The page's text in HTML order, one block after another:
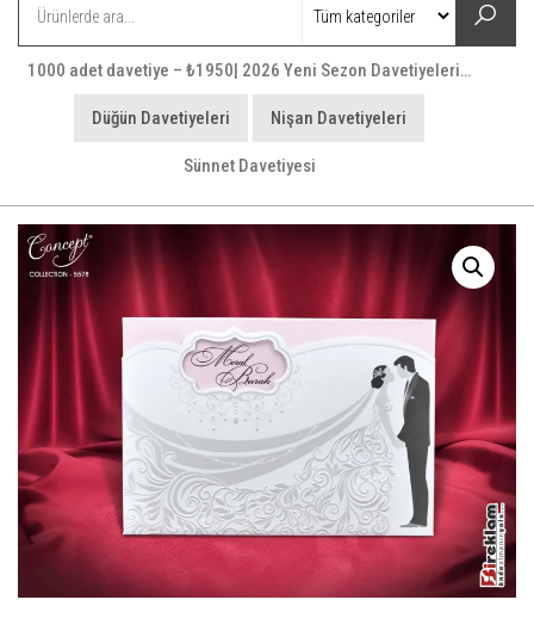
1000 adet davetiye – ₺1950| 2026 Yeni Sezon Davetiyeleri…
Düğün Davetiyeleri Nişan Davetiyeleri
Sünnet Davetiyesi